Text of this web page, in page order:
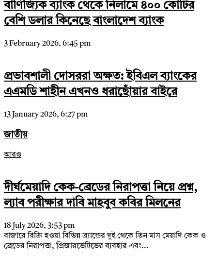
বাণিজ্যিক ব্যাংক থেকে নিলামে ৪০০ কোটির
বেশি ডলার কিনেছে বাংলাদেশ ব্যাংক
3 February 2026, 6:45 pm
প্রভাবশালী দোসররা অক্ষত: ইবিএল ব্যাংকের
এএমডি শাহীন এখনও ধরাছোঁয়ার বাইরে
13 January 2026, 6:27 pm
জাতীয়
আরও
দীর্ঘমেয়াদি কেক-ব্রেডের নিরাপত্তা নিয়ে প্রশ্ন,
ল্যাব পরীক্ষার দাবি মাহবুব কবির মিলনের
18 July 2026, 3:53 pm
বাজারে বিক্রি হওয়া বিভিন্ন ব্র্যান্ডের দুই থেকে তিন মাস মেয়াদি কেক ও
ব্রেডের নিরাপত্তা, প্রিজারভেটিভের ব্যবহার এবং...